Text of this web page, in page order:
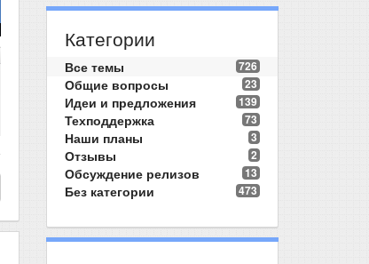
Категории
726
Все темы
23
Общие вопросы
139
Идеи и предложения
73
Техподдержка
3
Наши планы
2
Отзывы
13
Обсуждение релизов
473
Без категории